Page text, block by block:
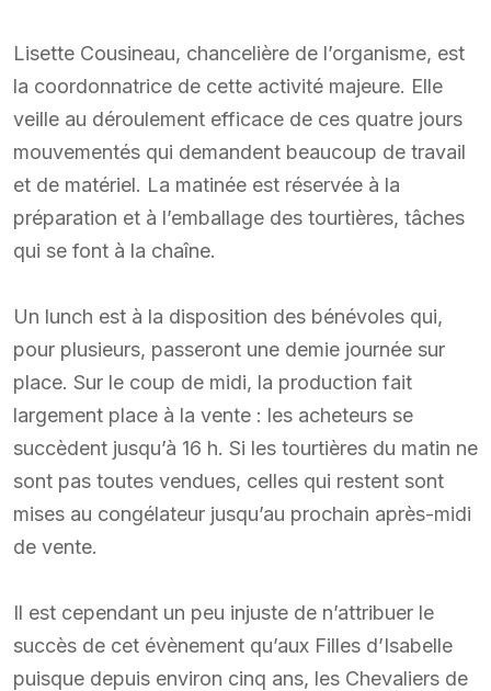
Lisette Cousineau, chancelière de l’organisme, est
la coordonnatrice de cette activité majeure. Elle
veille au déroulement efficace de ces quatre jours
mouvementés qui demandent beaucoup de travail
et de matériel. La matinée est réservée à la
préparation et à l’emballage des tourtières, tâches
qui se font à la chaîne.
Un lunch est à la disposition des bénévoles qui,
pour plusieurs, passeront une demie journée sur
place. Sur le coup de midi, la production fait
largement place à la vente : les acheteurs se
succèdent jusqu’à 16 h. Si les tourtières du matin ne
sont pas toutes vendues, celles qui restent sont
mises au congélateur jusqu’au prochain après-midi
de vente.
Il est cependant un peu injuste de n’attribuer le
succès de cet évènement qu’aux Filles d’Isabelle
puisque depuis environ cinq ans, les Chevaliers de